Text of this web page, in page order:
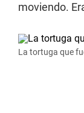
moviendo.
La tortuga que